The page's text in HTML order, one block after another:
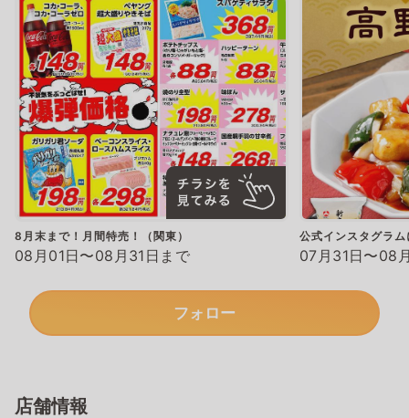
8月末まで！月間特売！（関東）
08月01日〜08月31日まで
公式インスタグラ
07月31日〜08
フォロー
店舗情報